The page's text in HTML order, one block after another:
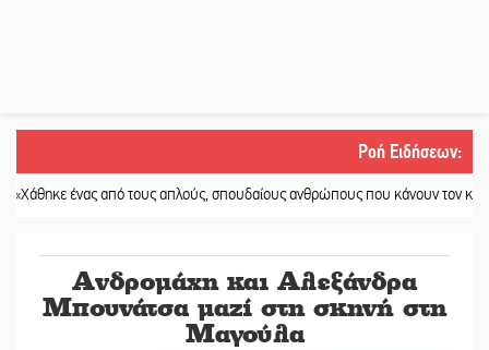
Ροή Ειδήσεων:
από τους απλούς, σπουδαίους ανθρώπους που κάνουν τον κόσμο λίγο
Ανδρομάχη και Αλεξάνδρα
Μπουνάτσα μαζί στη σκηνή στη
Μαγούλα